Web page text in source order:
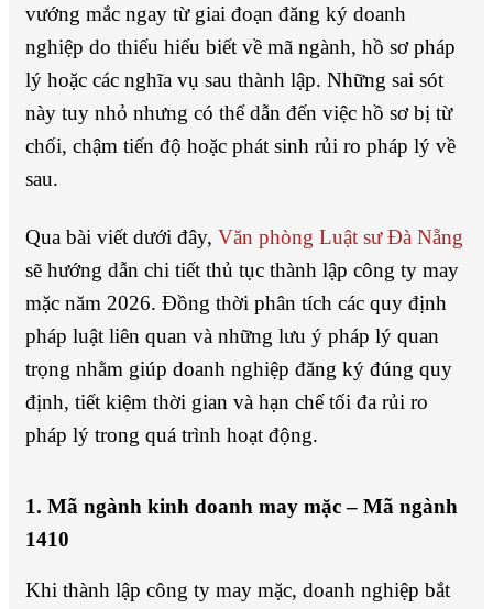
vướng mắc ngay từ giai đoạn đăng ký doanh
nghiệp do thiếu hiểu biết về mã ngành, hồ sơ pháp
lý hoặc các nghĩa vụ sau thành lập. Những sai sót
này tuy nhỏ nhưng có thể dẫn đến việc hồ sơ bị từ
chối, chậm tiến độ hoặc phát sinh rủi ro pháp lý về
sau.
Qua bài viết dưới đây, Văn phòng Luật sư Đà Nẵng
sẽ hướng dẫn chi tiết thủ tục thành lập công ty may
mặc năm 2026. Đồng thời phân tích các quy định
pháp luật liên quan và những lưu ý pháp lý quan
trọng nhằm giúp doanh nghiệp đăng ký đúng quy
định, tiết kiệm thời gian và hạn chế tối đa rủi ro
pháp lý trong quá trình hoạt động.
1. Mã ngành kinh doanh may mặc – Mã ngành
1410
Khi thành lập công ty may mặc, doanh nghiệp bắt